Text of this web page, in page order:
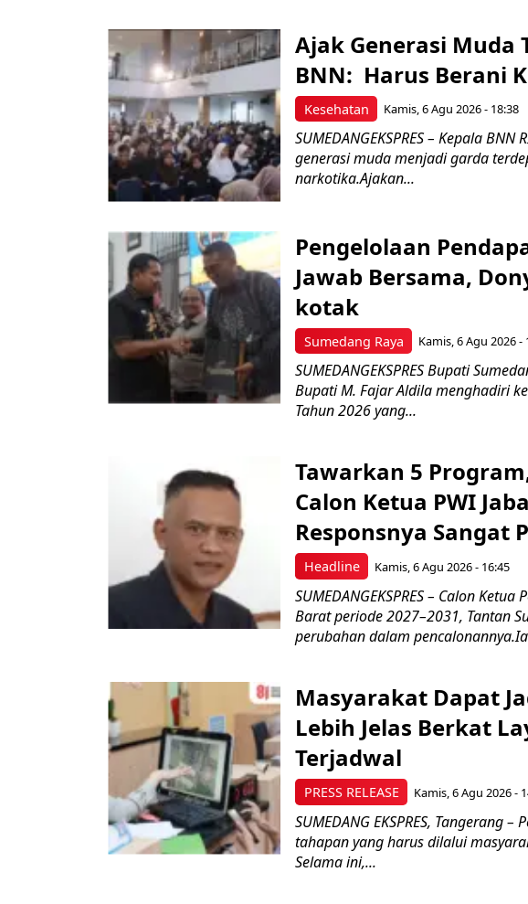
Kesehatan
Ajak Generasi Muda
BNN: Harus Berani
Kamis, 6 Agu 2026 - 18:38
SUMEDANGEKSPRES – Kepala
generasi muda menjadi garda
narkotika.Ajakan...
Sumedang Raya
Pengelolaan
Jawab Bersama,
kotak
Kamis, 6 Agu 2026 -
SUMEDANGEKSPRES Bupati
Bupati M. Fajar Aldila menghadiri
Tahun 2026 yang...
Headline
Tawarkan 5
Calon Ketua PWI
Responsnya Sangat
Kamis, 6 Agu 2026 - 16:45
SUMEDANGEKSPRES – Calon
Barat periode 2027–2031, Tantan
perubahan dalam
PRESS RELEASE
Masyarakat Dapat
Lebih Jelas Berkat
Terjadwal
Kamis, 6 Agu 2026 -
SUMEDANG EKSPRES, Tangerang
tahapan yang harus dilalui
Selama ini,...